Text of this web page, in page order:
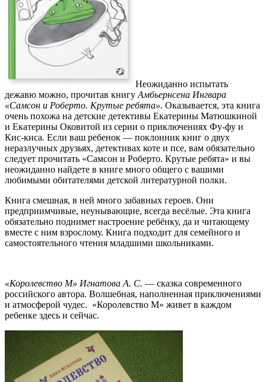
Неожиданно испытать
дежавю можно, прочитав книгу Амбьернсена Ингвара
«Самсон и Роберто. Крутые ребята». Оказывается, эта книга
очень похожа на детские детективы Екатерины Матюшкиной
и Екатерины Оковитой из серии о приключениях Фу-фу и
Кис-киса. Если ваш ребенок — поклонник книг о двух
неразлучных друзьях, детективах коте и псе, вам обязательно
следует прочитать «Самсон и Роберто. Крутые ребята» и вы
неожиданно найдете в книге много общего с вашими
любимыми обитателями детской литературной полки.
Книга смешная, в ней много забавных героев. Они
предприимчивые, неунывающие, всегда весёлые. Эта книга
обязательно поднимет настроение ребёнку, да и читающему
вместе с ним взрослому. Книга подходит для семейного и
самостоятельного чтения младшими школьниками.
«Королевство М» Игнатова А. С. — сказка современного
российского автора. Волшебная, наполненная приключениями
и атмосферой чудес. «Королевство М» живет в каждом
ребенке здесь и сейчас.